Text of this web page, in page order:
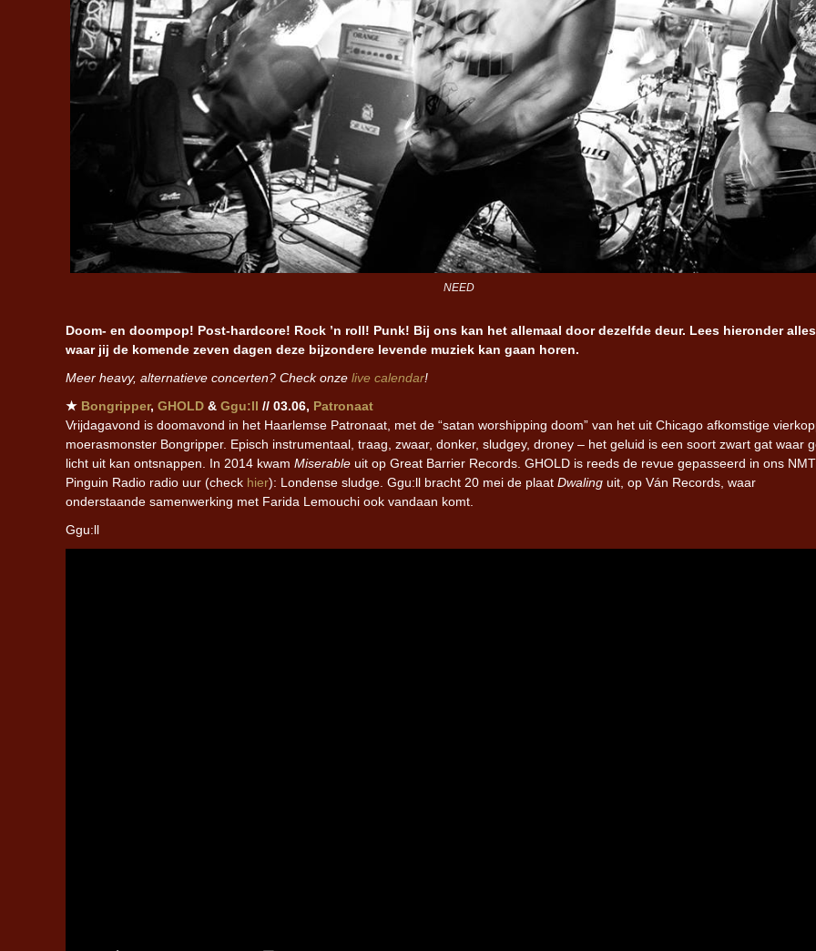
NEED
Doom- en doompop! Post-hardcore! Rock ’n roll! Punk! Bij ons kan het allemaal door dezelfde deur. Lees hieronder
waar jij de komende zeven dagen deze bijzondere levende muziek kan gaan horen.
Meer heavy, alternatieve concerten? Check onze live calendar!
★ Bongripper, GHOLD & Ggu:ll // 03.06, Patronaat
Vrijdagavond is doomavond in het Haarlemse Patronaat, met de “satan worshipping doom” van het uit Chicago afkomstige
moerasmonster Bongripper. Episch instrumentaal, traag, zwaar, donker, sludgey, droney – het geluid is een soort zwart gat waar
licht uit kan ontsnappen. In 2014 kwam Miserable uit op Great Barrier Records. GHOLD is reeds de revue gepasseerd in ons
Pinguin Radio radio uur (check hier): Londense sludge. Ggu:ll bracht 20 mei de plaat Dwaling uit, op Ván Records, waar
onderstaande samenwerking met Farida Lemouchi ook vandaan komt.
Ggu:ll
Roll-stijl